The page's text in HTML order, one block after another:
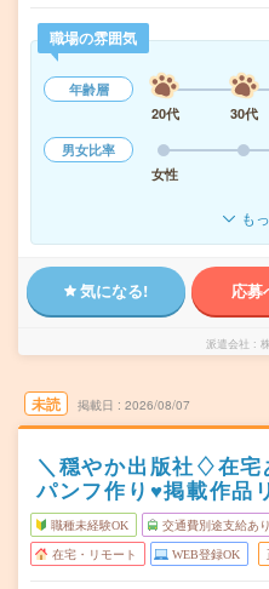
職場の雰囲気
年齢層
20代
30代
男女比率
女性
も
気になる! 応募
派遣会社
未読 掲載日 2026/08/07
＼穏やか出版社♢在宅
パンフ作り♥掲載作品
職種未経験OK 交通費別途支給あり
在宅・リモート WEB登録OK